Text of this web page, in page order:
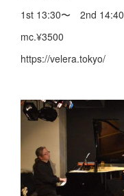
1st 13:30〜 2nd 14:40
mc.¥3500
https://velera.tokyo/